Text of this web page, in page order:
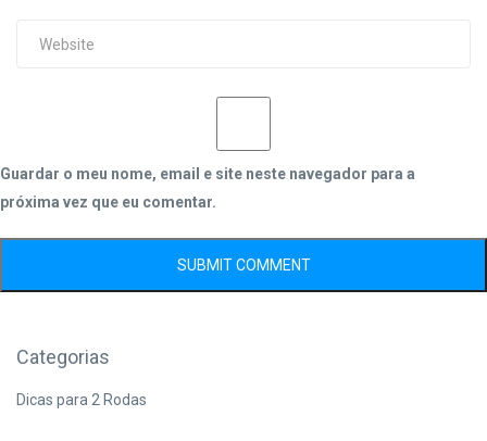
Guardar o meu nome, email e site neste navegador para a
próxima vez que eu comentar.
Categorias
Dicas para 2 Rodas